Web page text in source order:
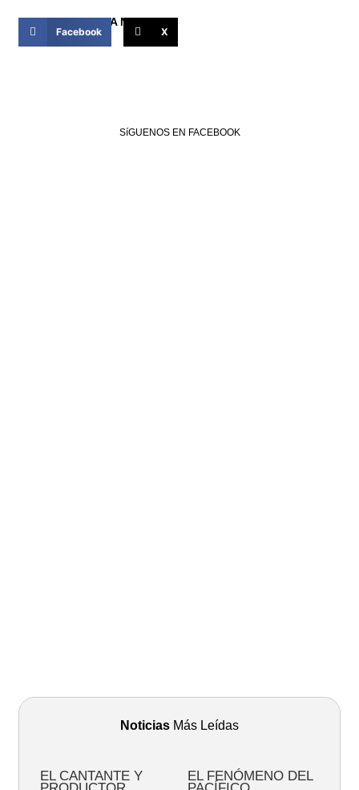
COMPARTIR ESTA NOTICIA
Facebook X
SíGUENOS EN FACEBOOK
Noticias Más Leídas
EL CANTANTE Y EL FENÓMENO DEL